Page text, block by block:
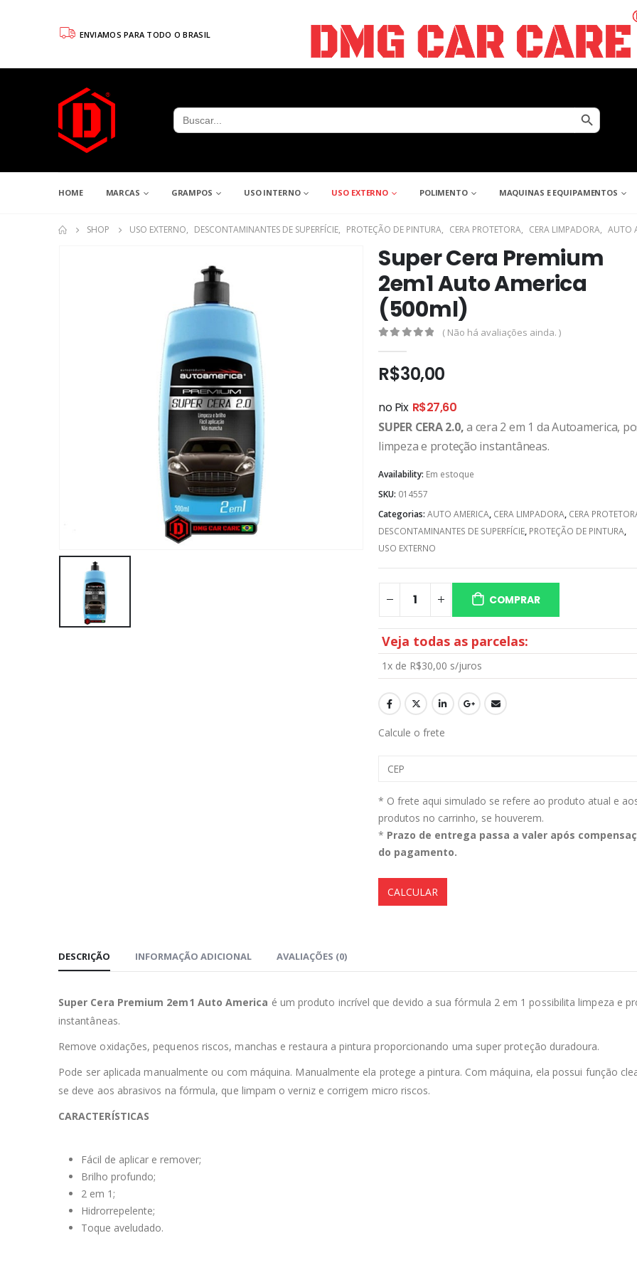
ENVIAMOS PARA TODO O BRASIL
Search
for:
Search Button
HOME MARCAS GRAMPOS USO INTERNO USO EXTERNO POLIMENTO MAQUINAS E EQUIPAMENTOS
SHOP USO EXTERNO, DESCONTAMINANTES DE SUPERFÍCIE, PROTEÇÃO DE PINTURA, CERA PROTETORA, CERA LIMPADORA, AUTO
Super Cera Premium
2em1 Auto America
(500ml)
( Não há avaliações ainda. )
R$30,00
no Pix R$27,60
SUPER CERA 2.0,a cera 2 em 1 da Autoamerica,
limpeza e proteção instantâneas.
Availability: Em estoque
SKU: 014557
Categorias: AUTO AMERICA, CERA LIMPADORA, CERA
DESCONTAMINANTES DE SUPERFÍCIE, PROTEÇÃO DE PINTURA,
USO EXTERNO
COMPRAR
Veja todas as parcelas:
1x de R$30,00 s/juros
Calcule o frete
* O frete aqui simulado se refere ao produto atual e
produtos no carrinho, se houverem.
* Prazo de entrega passa a valer após
do pagamento.
CALCULAR
DESCRIÇÃO INFORMAÇÃO ADICIONAL AVALIAÇÕES (0)
Super Cera Premium 2em1 Auto America é um produto incrível que devido a sua fórmula 2 em 1 possibilita limpeza e
instantâneas.
Remove oxidações, pequenos riscos, manchas e restaura a pintura proporcionando uma super proteção duradoura.
⁣⁣⁣Pode ser aplicada manualmente ou com máquina. Manualmente ela protege a pintura. Com máquina, ela possui função
se deve aos abrasivos na fórmula, que limpam o verniz e corrigem micro riscos.⠀⠀⁣⁣⁣
CARACTERÍSTICAS
⁣⁣⁣⁣Fácil de aplicar e remover;⁣⁣⁣⁣⁣⁣
Brilho profundo;⁣⁣⁣⁣⁣⁣
2 em 1⁣⁣⁣;
Hidrorrepelente;⁣⁣⁣⁣⁣⁣
Toque aveludado.⁣⁣⁣⁣⁣⁣⁣⁣⁣⁣⁣⁣⁣⁣
R$234,99
out of 5
R$ 234,99